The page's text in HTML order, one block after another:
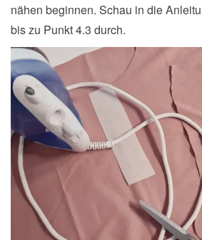
nähen beginnen. Schau in die
bis zu Punkt 4.3 durch.